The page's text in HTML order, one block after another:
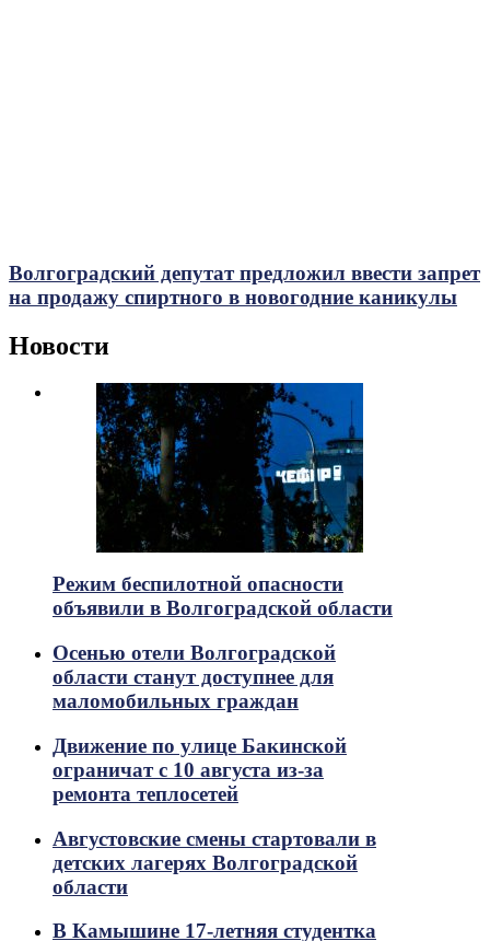
Волгоградский депутат предложил ввести запрет
на продажу спиртного в новогодние каникулы
Новости
Режим беспилотной опасности
объявили в Волгоградской области
Осенью отели Волгоградской
области станут доступнее для
маломобильных граждан
Движение по улице Бакинской
ограничат с 10 августа из-за
ремонта теплосетей
Августовские смены стартовали в
детских лагерях Волгоградской
области
В Камышине 17-летняя студентка